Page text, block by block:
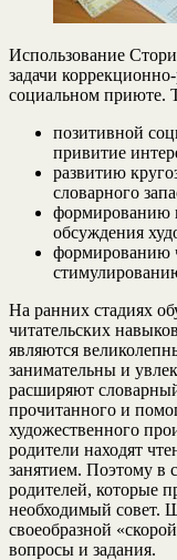
Использование
задачи
социальном приюте.
позитивной
привитие
развитию
словарного
формированию
обсуждения
формированию
На ранних стадиях
читательских
являются
занимательны и
расширяют
прочитанного и
художественного
родители находят
занятием. Поэтому в
родителей, которые
необходимый совет.
своеобразной
вопросы и задания.